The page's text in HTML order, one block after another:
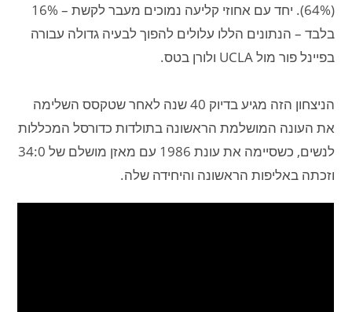
(64%). יחד עם אחוזי קליעה נמוכים מעבר לקשת – 16%
בלבד – הנתונים הללו עלולים להפוך לבעיה גדולה עבורה
בפיינל פור מול UCLA ולורן בטס.
הניצחון הזה מגיע בדיוק 40 שנה לאחר שטקסס השלימה
את העונה המושלמת הראשונה בתולדות כדורסל המכללות
לנשים, כשסיימה את עונת 1986 עם מאזן מושלם של 34:0
וזכתה באליפות הראשונה והיחידה שלה.